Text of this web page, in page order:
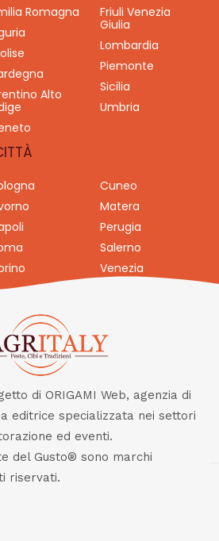
Romagna
Friuli Venezia
Giulia
Lombardia
Piemonte
Sicilia
Alto
Umbria
Cuneo
Matera
Perugia
Salerno
Venezia
di ORIGAMI Web, agenzia di
editrice specializzata nei settori
ed eventi.
del Gusto® sono marchi
riservati.